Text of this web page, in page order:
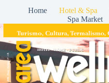
Home Hotel & Spa
Spa Market